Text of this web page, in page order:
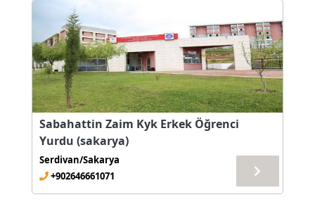
Sabahattin Zaim Kyk Erkek Öğrenci
Yurdu (sakarya)
Serdivan/Sakarya
+902646661071